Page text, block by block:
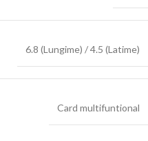
6.8 (Lungime) / 4.5 (Latime)
Card multifuntional